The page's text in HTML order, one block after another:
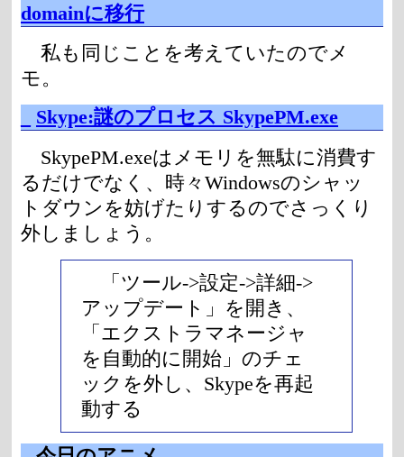
domainに移行
私も同じことを考えていたのでメ
モ。
Skype:謎のプロセス SkypePM.exe
SkypePM.exeはメモリを無駄に消費す
るだけでなく、時々Windowsのシャッ
トダウンを妨げたりするのでさっくり
外しましょう。
「ツール->設定->詳細->
アップデート」を開き、
「エクストラマネージャ
を自動的に開始」のチェ
ックを外し、Skypeを再起
動する